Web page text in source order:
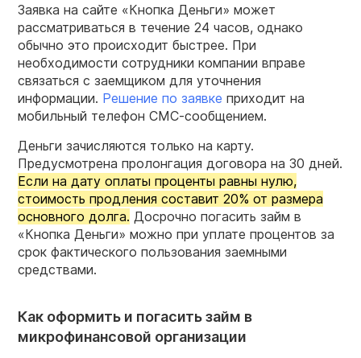
Заявка на сайте «Кнопка Деньги» может
рассматриваться в течение 24 часов, однако
обычно это происходит быстрее. При
необходимости сотрудники компании вправе
связаться с заемщиком для уточнения
информации. Решение по заявке приходит на
мобильный телефон СМС-сообщением.
Деньги зачисляются только на карту.
Предусмотрена пролонгация договора на 30 дней.
Если на дату оплаты проценты равны нулю,
стоимость продления составит 20% от размера
основного долга. Досрочно погасить займ в
«Кнопка Деньги» можно при уплате процентов за
срок фактического пользования заемными
средствами.
Как оформить и погасить займ в
микрофинансовой организации